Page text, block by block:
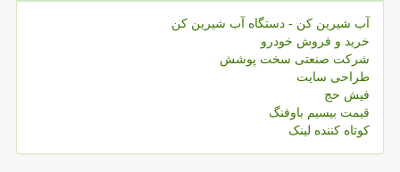
آب شیرین کن - دستگاه آب شیرین کن
خرید و فروش خودرو
شرکت صنعتی سخت پوشش
طراحی سایت
فیش حج
قیمت بیسیم باوفنگ
کوتاه کننده لینک